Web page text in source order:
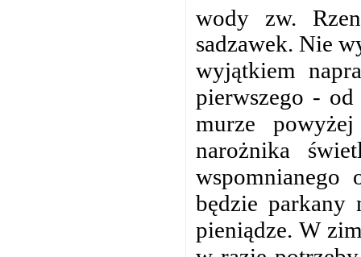
wody zw.
sadzawek. Nie
wyjątkiem
pierwszego -
murze
narożnika
wspomnianego
będzie parkany
pieniądze. W